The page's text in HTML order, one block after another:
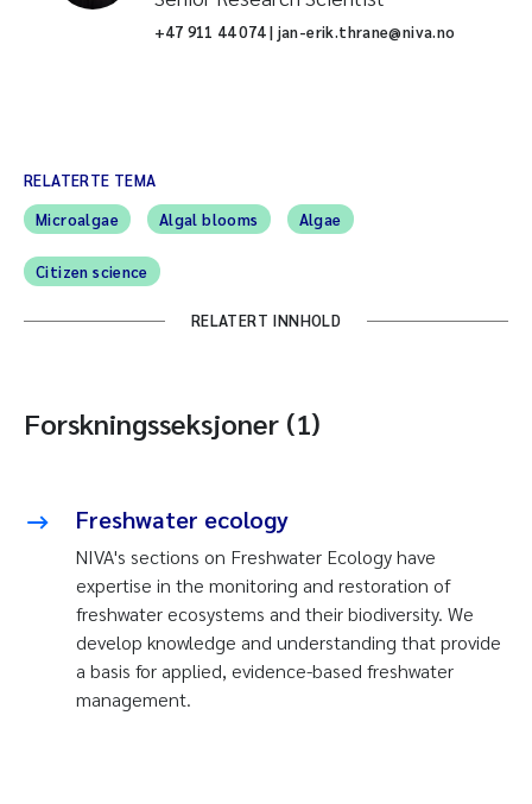
+47 911 44 074 | jan-erik.thrane@niva.no
RELATERTE TEMA
Microalgae
Algal blooms Algae
Citizen science
RELATERT INNHOLD
Forskningsseksjoner (1)
Freshwater ecology
NIVA's sections on Freshwater Ecology have
expertise in the monitoring and restoration of
freshwater ecosystems and their biodiversity. We
develop knowledge and understanding that provide
a basis for applied, evidence-based freshwater
management.